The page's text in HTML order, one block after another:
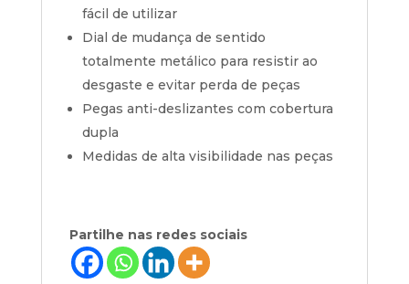
fácil de utilizar
Dial de mudança de sentido
totalmente metálico para resistir ao
desgaste e evitar perda de peças
Pegas anti-deslizantes com cobertura
dupla
Medidas de alta visibilidade nas peças
Partilhe nas redes sociais